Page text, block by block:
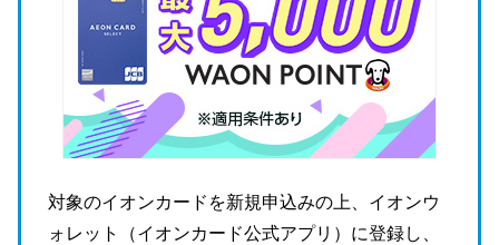
対象のイオンカードを新規申込みの上、イオンウ
ォレット（イオンカード公式アプリ）に登録し、